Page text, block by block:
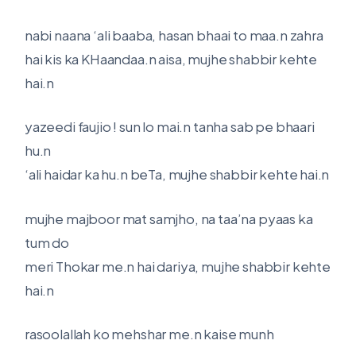
nabi naana ‘ali baaba, hasan bhaai to maa.n zahra
hai kis ka KHaandaa.n aisa, mujhe shabbir kehte
hai.n
yazeedi faujio ! sun lo mai.n tanha sab pe bhaari
hu.n
‘ali haidar ka hu.n beTa, mujhe shabbir kehte hai.n
mujhe majboor mat samjho, na taa’na pyaas ka
tum do
meri Thokar me.n hai dariya, mujhe shabbir kehte
hai.n
rasoolallah ko mehshar me.n kaise munh